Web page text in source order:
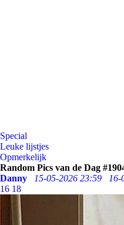
Special
Leuke lijstjes
Opmerkelijk
Random Pics van de Dag
Danny
15-05-2026 23:59 16-
16 18